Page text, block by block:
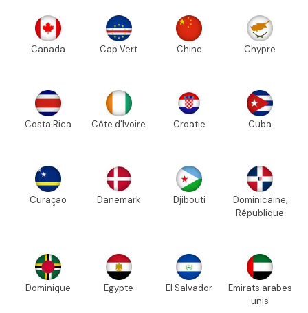
Canada Cap Vert Chine Chypre
Costa Rica Côte d'Ivoire Croatie Cuba
Curaçao Danemark Djibouti
Dominicaine,
République
Dominique Egypte El Salvador
Emirats arabes
unis